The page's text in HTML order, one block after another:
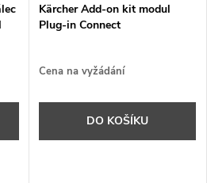
Kärcher Add-on kit modul
Plug-in Connect
Cena na vyžádání
DO KOŠÍKU